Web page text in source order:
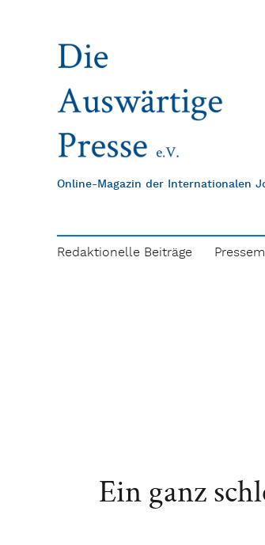
Online-Magazin der Internationalen
Redaktionelle Beiträge
Ein ganz